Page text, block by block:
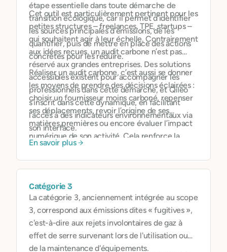
étape essentielle dans toute démarche de
transition écologique, car il permet d’identifier
les sources principales d’émissions, de les
quantifier, puis de mettre en place des actions
concrètes pour les réduire.
Cet outil est particulièrement pertinent pour les
petites structures – freelances, TPE, startups –
qui souhaitent agir à leur échelle. Contrairement
aux idées reçues, un audit carbone n’est pas
réservé aux grandes entreprises. Des solutions
accessibles existent pour accompagner les
professionnels dans cette démarche, et Qileo
s’inscrit dans cette dynamique, en facilitant
l’accès à des indicateurs environnementaux via
son interface.
Réaliser un audit carbone, c’est aussi se donner
les moyens de prendre des décisions éclairées :
choisir un fournisseur moins carboné, repenser
ses déplacements, revoir l’origine de ses
matières premières ou encore évaluer l’impact
numérique de son activité. Cela renforce la
cohérence de la démarche RSE et peut devenir
un argument différenciant face à des clients ou
En savoir plus
Catégorie 3
La catégorie 3, anciennement intégrée au scope
3, correspond aux émissions dites « fugitives »,
c'est-à-dire aux rejets involontaires de gaz à
effet de serre survenant lors de l'utilisation ou
de la maintenance d'équipements.